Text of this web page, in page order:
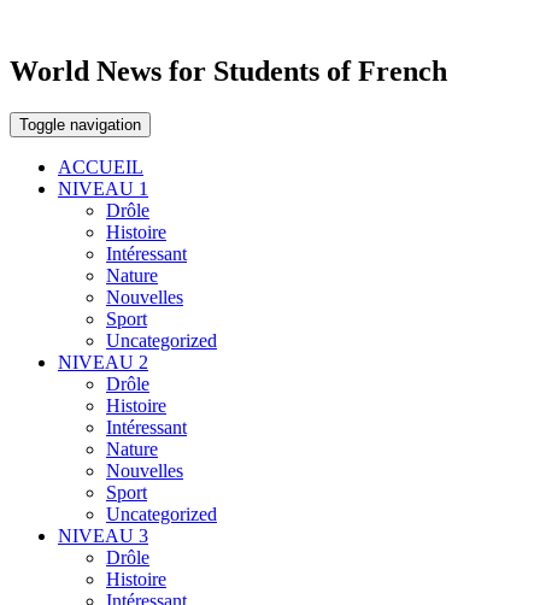
World News for Students of French
Toggle navigation
ACCUEIL
NIVEAU 1
Drôle
Histoire
Intéressant
Nature
Nouvelles
Sport
Uncategorized
NIVEAU 2
Drôle
Histoire
Intéressant
Nature
Nouvelles
Sport
Uncategorized
NIVEAU 3
Drôle
Histoire
Intéressant